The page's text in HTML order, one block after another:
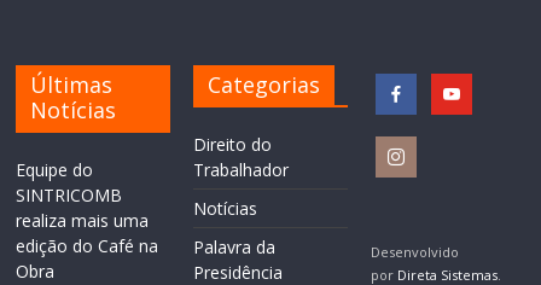
Últimas
Notícias
Equipe do
SINTRICOMB
realiza mais uma
edição do Café na
Obra
Categorias
Direito do
Trabalhador
Notícias
Palavra da
Presidência
Desenvolvido
por Direta Sistemas.